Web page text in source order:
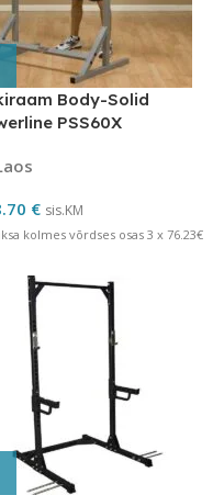
Body-Solid
PSS60X
€ sis.KM
kolmes võrdses osas 3 x 76.23€